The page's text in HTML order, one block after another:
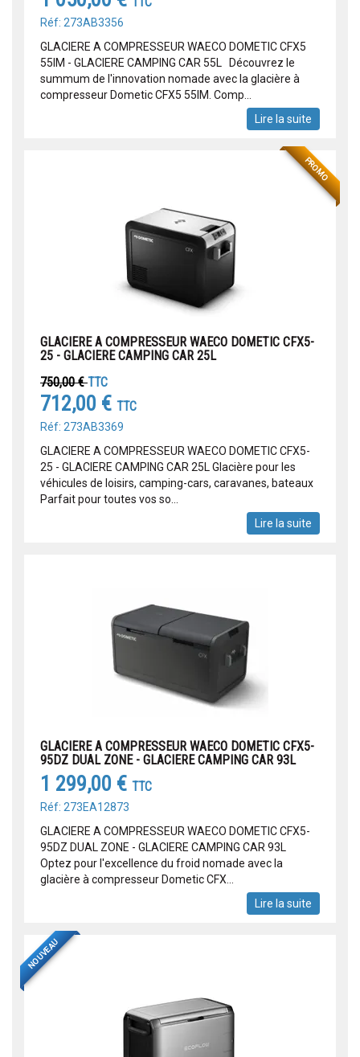
Réf: 273AB3356
GLACIERE A COMPRESSEUR WAECO DOMETIC CFX5
55IM - GLACIERE CAMPING CAR 55L Découvrez le
summum de l'innovation nomade avec la glacière à
compresseur Dometic CFX5 55IM. Comp...
Lire la suite
PROMO
GLACIERE A COMPRESSEUR WAECO DOMETIC CFX5-
25 - GLACIERE CAMPING CAR 25L
750,00 €TTC
712,00 € TTC
Réf: 273AB3369
GLACIERE A COMPRESSEUR WAECO DOMETIC CFX5-
25 - GLACIERE CAMPING CAR 25L Glacière pour les
véhicules de loisirs, camping-cars, caravanes, bateaux
Parfait pour toutes vos so...
Lire la suite
GLACIERE A COMPRESSEUR WAECO DOMETIC CFX5-
95DZ DUAL ZONE - GLACIERE CAMPING CAR 93L
1 299,00 € TTC
Réf: 273EA12873
GLACIERE A COMPRESSEUR WAECO DOMETIC CFX5-
95DZ DUAL ZONE - GLACIERE CAMPING CAR 93L
Optez pour l'excellence du froid nomade avec la
glacière à compresseur Dometic CFX...
Lire la suite
NOUVEAU